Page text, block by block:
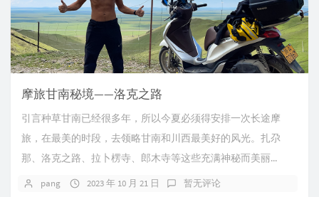
摩旅甘南秘境——洛克之路
引言种草甘南已经很多年，所以今夏必须得安排一次长途摩
旅，在最美的时段，去领略甘南和川西最美好的风光。扎尕
那、洛克之路、拉卜楞寺、郎木寺等这些充满神秘而美丽...
pang 2023 年 10 月 21 日 暂无评论